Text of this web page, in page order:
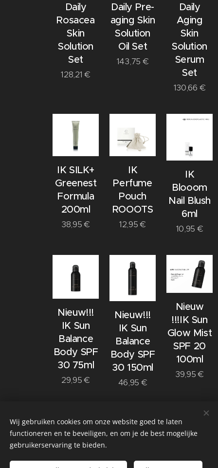
Daily
Rosacea
Skin
Solution
Set
128,21 €
Daily Pre-
aging Skin
Solution
Oil Set
143,75 €
Daily
Aging
Skin
Solution
Serum
Set
130,66 €
IK SILK+
Greenest
Formula
200ml
38,95€
IK
Perfume
Pouch
ROOOTS
12,95€
IK
Blooom
Nail Blush
6ml
10,95 €
Nieuw!!!
IK Sun
Balance
Body SPF
30 75ml
29,95€
Nieuw!!!
IK Sun
Balance
Body SPF
30 150ml
46,95 €
Nieuw
!!!IK Sun
Glow Mist
SPF 20
100ml
39,95€
Passie huidverbetering & Meer
Wij gebruiken cookies om onze website goed te laten
functioneren en te beveiligen, en om je de best mogelijke
gebruikerservaring te bieden.